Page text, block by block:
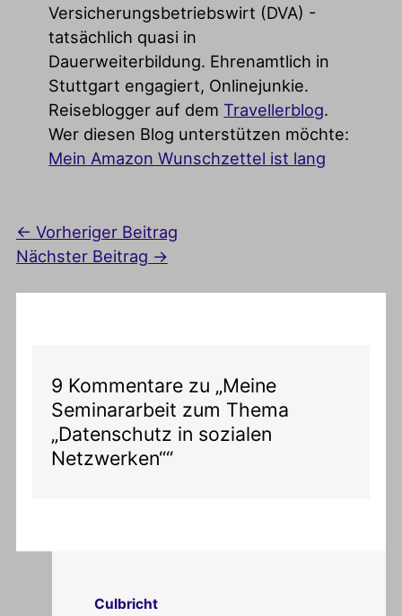
Versicherungsbetriebswirt (DVA) -
tatsächlich quasi in
Dauerweiterbildung. Ehrenamtlich in
Stuttgart engagiert, Onlinejunkie.
Reiseblogger auf dem Travellerblog.
Wer diesen Blog unterstützen möchte:
Mein Amazon Wunschzettel ist lang
← Vorheriger Beitrag
Nächster Beitrag →
9 Kommentare zu „Meine
Seminararbeit zum Thema
„Datenschutz in sozialen
Netzwerken““
Culbricht